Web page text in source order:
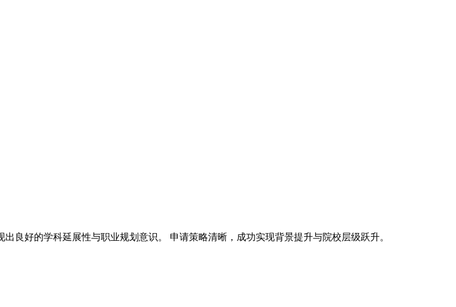
良好的学科延展性与职业规划意识。 申请策略清晰，成功实现背景提升与院校层级跃升。